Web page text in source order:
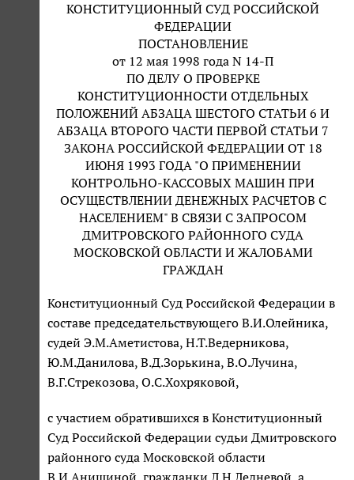
КОНСТИТУЦИОННЫЙ СУД РОССИЙСКОЙ
ФЕДЕРАЦИИ
ПОСТАНОВЛЕНИЕ
от 12 мая 1998 года N 14-П
ПО ДЕЛУ О ПРОВЕРКЕ
КОНСТИТУЦИОННОСТИ ОТДЕЛЬНЫХ
ПОЛОЖЕНИЙ АБЗАЦА ШЕСТОГО СТАТЬИ 6 И
АБЗАЦА ВТОРОГО ЧАСТИ ПЕРВОЙ СТАТЬИ 7
ЗАКОНА РОССИЙСКОЙ ФЕДЕРАЦИИ ОТ 18
ИЮНЯ 1993 ГОДА "О ПРИМЕНЕНИИ
КОНТРОЛЬНО-КАССОВЫХ МАШИН ПРИ
ОСУЩЕСТВЛЕНИИ ДЕНЕЖНЫХ РАСЧЕТОВ С
НАСЕЛЕНИЕМ" В СВЯЗИ С ЗАПРОСОМ
ДМИТРОВСКОГО РАЙОННОГО СУДА
МОСКОВСКОЙ ОБЛАСТИ И ЖАЛОБАМИ
ГРАЖДАН
Конституционный Суд Российской Федерации в
составе председательствующего В.И.Олейника,
судей Э.М.Аметистова, Н.Т.Ведерникова,
Ю.М.Данилова, В.Д.Зорькина, В.О.Лучина,
В.Г.Стрекозова, О.С.Хохряковой,
с участием обратившихся в Конституционный
Суд Российской Федерации судьи Дмитровского
районного суда Московской области
В.И.Анишиной, гражданки Л.Н.Ледневой, а